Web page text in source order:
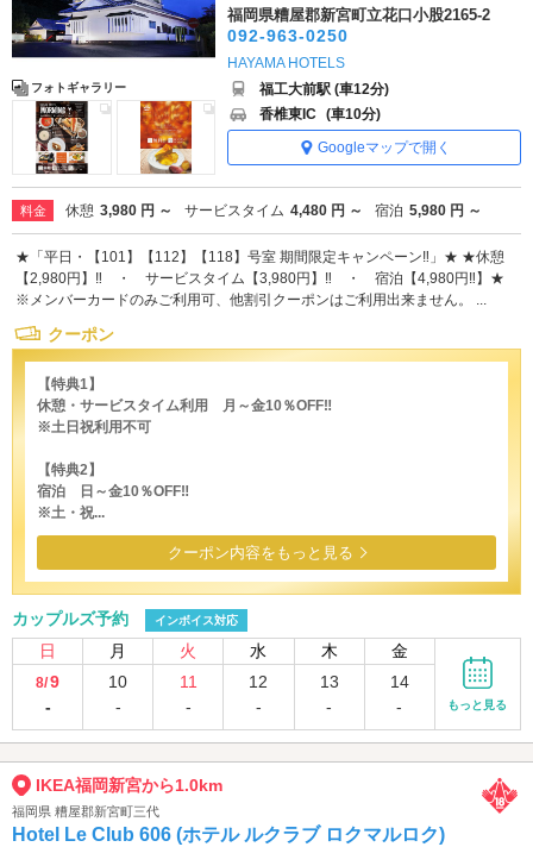
フォトギャラリー
福岡県糟屋郡新宮町立花口小股2165-2
092-963-0250
HAYAMA HOTELS
福工大前駅 (車12分)
香椎東IC (車10分)
Googleマップで開く
料金 休憩 3,980 円 ～ サービスタイム 4,480 円 ～ 宿泊 5,980 円 ～
★「平日・【101】【112】【118】号室 期間限定キャンペーン‼」★ ★休憩
【2,980円】‼ ・ サービスタイム【3,980円】‼ ・ 宿泊【4,980円‼】★
※メンバーカードのみご利用可、他割引クーポンはご利用出来ません。 ...
クーポン
【特典1】
休憩・サービスタイム利用 月～金10％OFF‼
※土日祝利用不可
【特典2】
宿泊 日～金10％OFF‼
※土・祝...
クーポン内容をもっと見る
カップルズ予約 インボイス対応
日 月 火 水 木 金
8/9
-
10
-
11
-
12
-
13
-
14
-
もっと見る
IKEA福岡新宮から1.0km
福岡県 糟屋郡新宮町三代
Hotel Le Club 606 (ホテル ルクラブ ロクマルロク)